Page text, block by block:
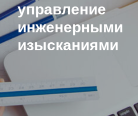
управление
инженерными
изысканиями